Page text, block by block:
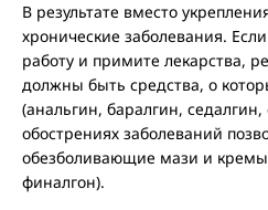
В результате вместо
хронические заболевания.
работу и примите лекарства,
должны быть средства, о
(анальгин, баралгин,
обострениях заболеваний
обезболивающие мази и
финалгон).